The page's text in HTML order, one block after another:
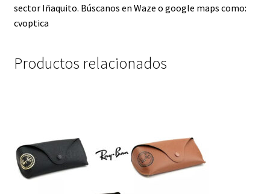
sector Iñaquito. Búscanos en Waze o google maps como:
cvoptica
Productos relacionados